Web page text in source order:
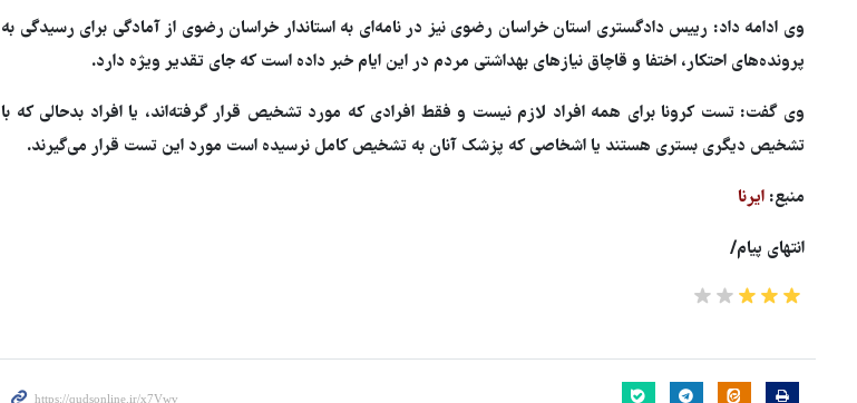
وی ادامه داد: رییس دادگستری استان خراسان رضوی نیز در نامه‌ای به استاندار خراسان رضوی از آمادگی برای رسیدگی به
پرونده‌های احتکار، اختفا و قاچاق نیازهای بهداشتی مردم در این ایام خبر داده است که جای تقدیر ویژه‌ دارد.
وی گفت: تست کرونا برای همه افراد لازم نیست و فقط افرادی که مورد تشخیص قرار گرفته‌اند، یا افراد بدحالی که با
تشخیص دیگری بستری هستند یا اشخاصی که پزشک آنان به تشخیص کامل نرسیده است مورد این تست قرار می‌گیرند.
منبع: ایرنا
انتهای پیام/